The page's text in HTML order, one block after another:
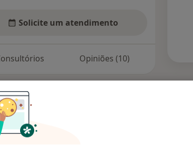
Solicite um atendimento
Opiniões (10)
Doença De Meniere